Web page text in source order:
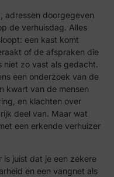
adressen doorgegeven
de verhuisdag. Alles
een kast komt
of de afspraken die
niet zo vast als gedacht.
een onderzoek van de
kwart van de mensen
en klachten over
deel van. Maar wat
een erkende verhuizer
is juist dat je een zekere
en een vangnet als